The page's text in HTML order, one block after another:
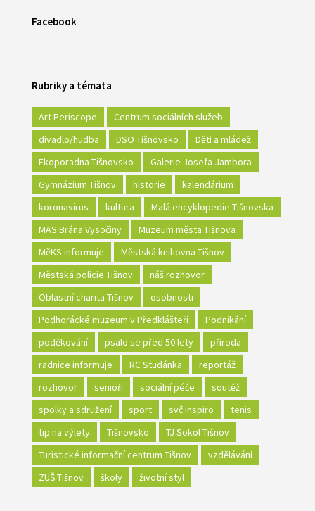
Facebook
Rubriky a témata
Art Periscope
Centrum sociálních služeb
divadlo/hudba
DSO Tišnovsko
Děti a mládež
Ekoporadna Tišnovsko
Galerie Josefa Jambora
Gymnázium Tišnov
historie
kalendárium
koronavirus
kultura
Malá encyklopedie Tišnovska
MAS Brána Vysočiny
Muzeum města Tišnova
MěKS informuje
Městská knihovna Tišnov
Městská policie Tišnov
náš rozhovor
Oblastní charita Tišnov
osobnosti
Podhorácké muzeum v Předklášteří
Podnikání
poděkování
psalo se před 50 lety
příroda
radnice informuje
RC Studánka
reportáž
rozhovor
senioři sociální péče
soutěž
spolky a sdružení
sport svč inspiro
tenis
tip na výlety
Tišnovsko
TJ Sokol Tišnov
Turistické informační centrum Tišnov
vzdělávání
ZUŠ Tišnov
školy životní styl